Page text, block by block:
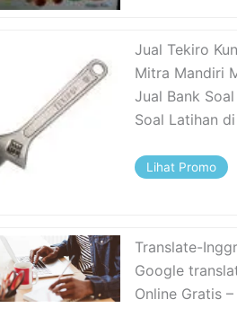
Jual Tekiro
Mitra Mandiri
Jual Bank
Soal Latihan
Lihat Promo
Translate-
Google
Online Gratis